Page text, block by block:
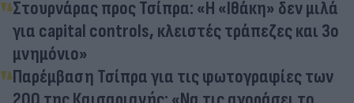
Στουρνάρας προς Τσίπρα: «Η «Ιθάκη» δεν μιλά
για capital controls, κλειστές τράπεζες και 3ο
μνημόνιο»
Παρέμβαση Τσίπρα για τις φωτογραφίες των